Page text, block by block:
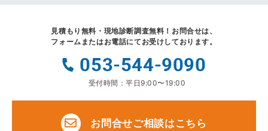
見積もり無料・現地診断調査無料！ お問合せは、
フォームまたはお電話にてお受けしております。
053-544-9090
受付時間：平日9:00〜19:00
お問合せご相談はこちら